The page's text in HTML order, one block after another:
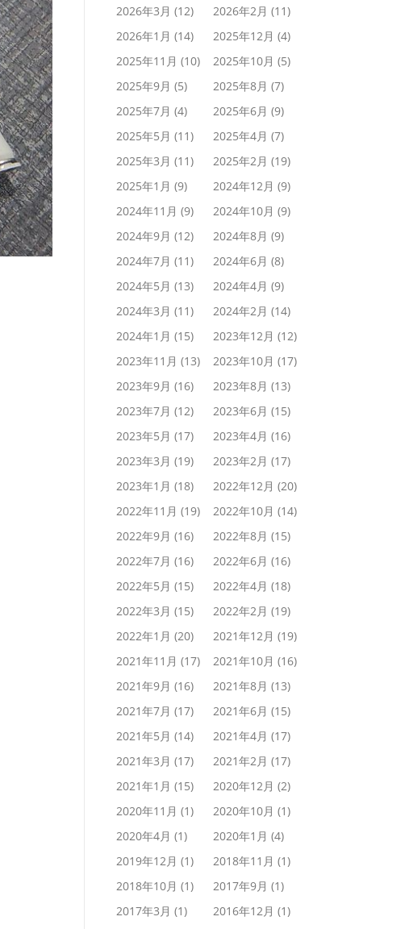
2026年3月 (12) 2026年2月 (11)
2026年1月 (14) 2025年12月 (4)
2025年11月 (10) 2025年10月 (5)
2025年9月 (5) 2025年8月 (7)
2025年7月 (4) 2025年6月 (9)
2025年5月 (11) 2025年4月 (7)
2025年3月 (11) 2025年2月 (19)
2025年1月 (9) 2024年12月 (9)
2024年11月 (9) 2024年10月 (9)
2024年9月 (12) 2024年8月 (9)
2024年7月 (11) 2024年6月 (8)
2024年5月 (13) 2024年4月 (9)
2024年3月 (11) 2024年2月 (14)
2024年1月 (15) 2023年12月 (12)
2023年11月 (13) 2023年10月 (17)
2023年9月 (16) 2023年8月 (13)
2023年7月 (12) 2023年6月 (15)
2023年5月 (17) 2023年4月 (16)
2023年3月 (19) 2023年2月 (17)
2023年1月 (18) 2022年12月 (20)
2022年11月 (19) 2022年10月 (14)
2022年9月 (16) 2022年8月 (15)
2022年7月 (16) 2022年6月 (16)
2022年5月 (15) 2022年4月 (18)
2022年3月 (15) 2022年2月 (19)
2022年1月 (20) 2021年12月 (19)
2021年11月 (17) 2021年10月 (16)
2021年9月 (16) 2021年8月 (13)
2021年7月 (17) 2021年6月 (15)
2021年5月 (14) 2021年4月 (17)
2021年3月 (17) 2021年2月 (17)
2021年1月 (15) 2020年12月 (2)
2020年11月 (1) 2020年10月 (1)
2020年4月 (1) 2020年1月 (4)
2019年12月 (1) 2018年11月 (1)
2018年10月 (1) 2017年9月 (1)
2017年3月 (1) 2016年12月 (1)